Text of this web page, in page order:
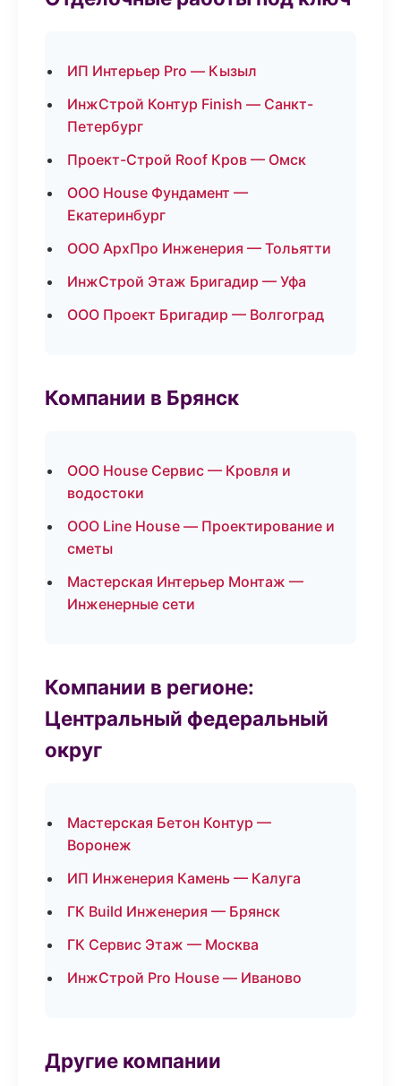
ИП Интерьер Pro — Кызыл
ИнжСтрой Контур Finish — Санкт-
Петербург
Проект-Строй Roof Кров — Омск
ООО House Фундамент —
Екатеринбург
ООО АрхПро Инженерия — Тольятти
ИнжСтрой Этаж Бригадир — Уфа
ООО Проект Бригадир — Волгоград
Компании в Брянск
ООО House Сервис — Кровля и
водостоки
ООО Line House — Проектирование и
сметы
Мастерская Интерьер Монтаж —
Инженерные сети
Компании в регионе:
Центральный федеральный
округ
Мастерская Бетон Контур —
Воронеж
ИП Инженерия Камень — Калуга
ГК Build Инженерия — Брянск
ГК Сервис Этаж — Москва
ИнжСтрой Pro House — Иваново
Другие компании